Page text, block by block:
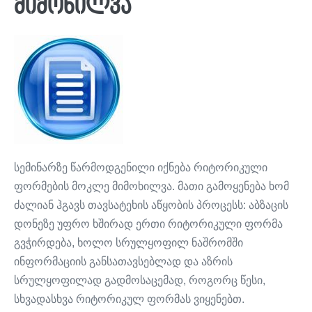
მიმოხილვა
სემინარზე წარმოდგენილი იქნება რიტორიკული
ფორმების მოკლე მიმოხილვა. მათი გამოყენება ხომ
ძალიან ჰგავს თავსატეხის აწყობის პროცესს: აბზაცის
დონეზე უფრო ხშირად ერთი რიტორიკული ფორმა
გვჭირდება, ხოლო სრულყოფილ ნაშრომში
ინფორმაციის განსათავსებლად და აზრის
სრულყოფილად გადმოსაცემად, როგორც წესი,
სხვადასხვა რიტორიკულ ფორმას ვიყენებთ.